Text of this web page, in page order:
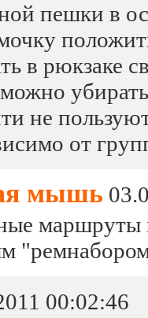
пешки в
в рюкзаке
не
от
мышь
маршруты
00:02:46